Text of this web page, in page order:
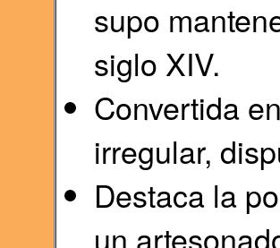
supo
siglo XIV.
Convertida
irregular,
Destaca la
un